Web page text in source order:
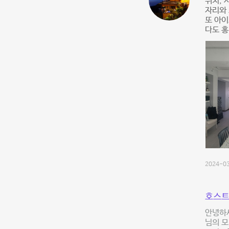
자리와
또 아
다도
2024-
호스
안녕하
님의